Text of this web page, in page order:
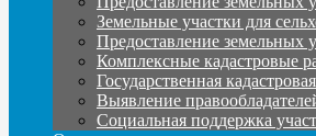
Земельные участки для
Предоставление земельных
Комплексные кадастровые
Государственная
Выявление
Социальная поддержка